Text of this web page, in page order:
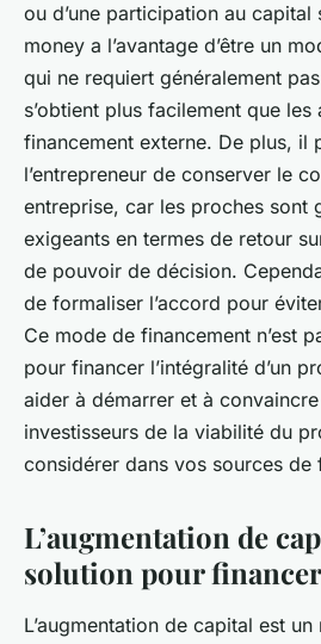
ou d’une participation au capital
money a l’avantage d’être un
qui ne requiert généralement
s’obtient plus facilement que
financement externe. De plus, il
l’entrepreneur de conserver le
entreprise, car les proches sont
exigeants en termes de retour
de pouvoir de décision.
de formaliser l’accord pour
Ce mode de financement n’est
pour financer l’intégralité d’un
aider à démarrer et à convaincre
investisseurs de la viabilité du
considérer dans vos sources de
L’augmentation de
solution pour
L’augmentation de capital est un